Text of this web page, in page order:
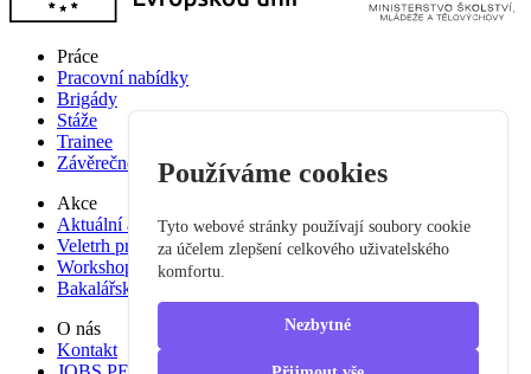
Práce
Pracovní nabídky
Brigády
Stáže
Trainee
Závěrečné práce
Akce
Aktuální akce
Veletrh pracovních příležitostí
Workshop studium pro praxi
Bakalářská praxe
O nás
Kontakt
Používáme cookies
Tyto webové stránky používají soubory cookie
za účelem zlepšení celkového uživatelského
komfortu.
Nezbytné